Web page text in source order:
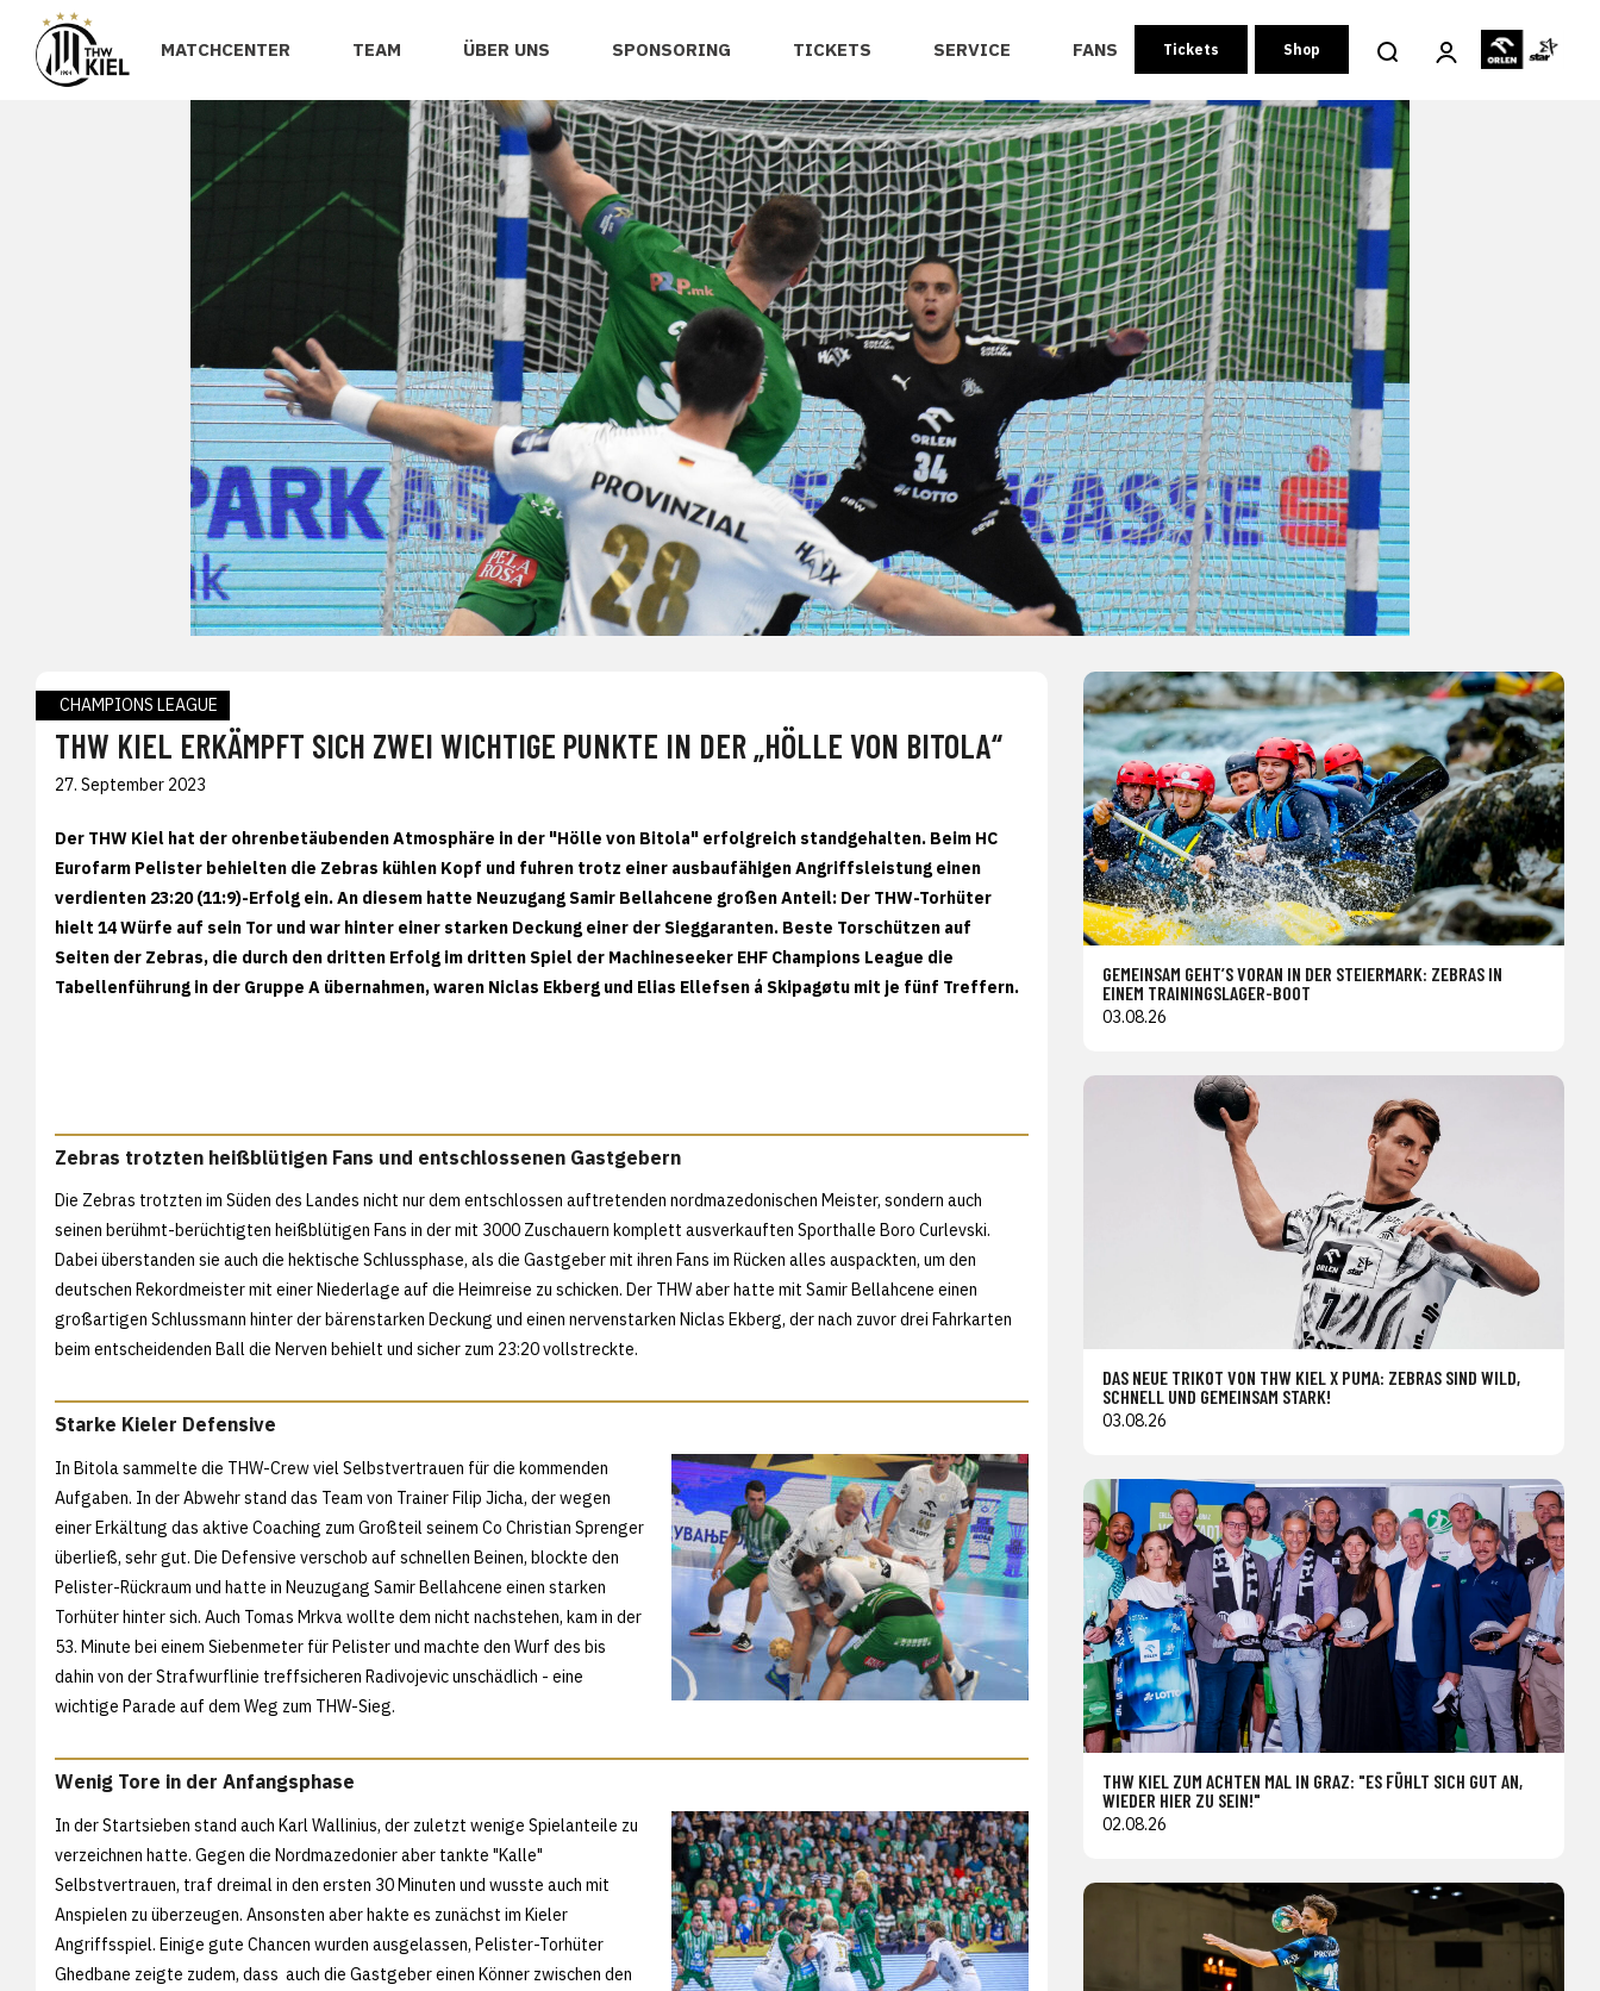
MATCHCENTER TEAM ÜBER UNS SPONSORING TICKETS SERVICE FANS Tickets Shop
CHAMPIONS LEAGUE
THW KIEL ERKÄMPFT SICH ZWEI WICHTIGE PUNKTE IN DER „HÖLLE VON BITOLA“
27. September 2023
Der THW Kiel hat der ohrenbetäubenden Atmosphäre in der "Hölle von Bitola" erfolgreich standgehalten. Beim HC
Eurofarm Pelister behielten die Zebras kühlen Kopf und fuhren trotz einer ausbaufähigen Angriffsleistung einen
verdienten 23:20 (11:9)-Erfolg ein. An diesem hatte Neuzugang Samir Bellahcene großen Anteil: Der THW-Torhüter
hielt 14 Würfe auf sein Tor und war hinter einer starken Deckung einer der Sieggaranten. Beste Torschützen auf
Seiten der Zebras, die durch den dritten Erfolg im dritten Spiel der Machineseeker EHF Champions League die
Tabellenführung in der Gruppe A übernahmen, waren Niclas Ekberg und Elias Ellefsen á Skipagøtu mit je fünf Treffern.
Zebras trotzten heißblütigen Fans und entschlossenen Gastgebern
Die Zebras trotzten im Süden des Landes nicht nur dem entschlossen auftretenden nordmazedonischen Meister, sondern auch
seinen berühmt-berüchtigten heißblütigen Fans in der mit 3000 Zuschauern komplett ausverkauften Sporthalle Boro Curlevski.
Dabei überstanden sie auch die hektische Schlussphase, als die Gastgeber mit ihren Fans im Rücken alles auspackten, um den
deutschen Rekordmeister mit einer Niederlage auf die Heimreise zu schicken. Der THW aber hatte mit Samir Bellahcene einen
großartigen Schlussmann hinter der bärenstarken Deckung und einen nervenstarken Niclas Ekberg, der nach zuvor drei Fahrkarten
beim entscheidenden Ball die Nerven behielt und sicher zum 23:20 vollstreckte.
Starke Kieler Defensive
In Bitola sammelte die THW-Crew viel Selbstvertrauen für die kommenden
Aufgaben. In der Abwehr stand das Team von Trainer Filip Jicha, der wegen
einer Erkältung das aktive Coaching zum Großteil seinem Co Christian Sprenger
überließ, sehr gut. Die Defensive verschob auf schnellen Beinen, blockte den
Pelister-Rückraum und hatte in Neuzugang Samir Bellahcene einen starken
Torhüter hinter sich. Auch Tomas Mrkva wollte dem nicht nachstehen, kam in der
53. Minute bei einem Siebenmeter für Pelister und machte den Wurf des bis
dahin von der Strafwurflinie treffsicheren Radivojevic unschädlich - eine
wichtige Parade auf dem Weg zum THW-Sieg.
Wenig Tore in der Anfangsphase
In der Startsieben stand auch Karl Wallinius, der zuletzt wenige Spielanteile zu
verzeichnen hatte. Gegen die Nordmazedonier aber tankte "Kalle"
Selbstvertrauen, traf dreimal in den ersten 30 Minuten und wusste auch mit
Anspielen zu überzeugen. Ansonsten aber hakte es zunächst im Kieler
Angriffsspiel. Einige gute Chancen wurden ausgelassen, Pelister-Torhüter
Ghedbane zeigte zudem, dass auch die Gastgeber einen Könner zwischen den
GEMEINSAM GEHT’S VORAN IN DER STEIERMARK: ZEBRAS IN
EINEM TRAININGSLAGER-BOOT
03.08.26
DAS NEUE TRIKOT VON THW KIEL X PUMA: ZEBRAS SIND WILD,
SCHNELL UND GEMEINSAM STARK!
03.08.26
THW KIEL ZUM ACHTEN MAL IN GRAZ: "ES FÜHLT SICH GUT AN,
WIEDER HIER ZU SEIN!"
02.08.26